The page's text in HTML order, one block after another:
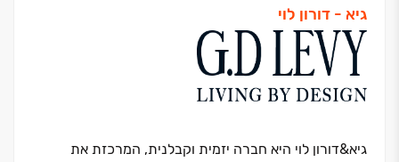
גיא - דורון לוי
גיא&דורון לוי היא חברה יזמית וקבלנית, המרכזת את